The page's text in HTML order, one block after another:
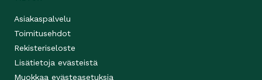
Asiakaspalvelu
Toimitusehdot
Rekisteriseloste
Lisätietoja evästeistä
Muokkaa evästeasetuksia